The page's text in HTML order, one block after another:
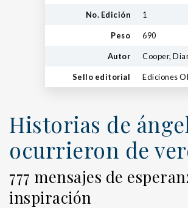
No. Edición 1
Peso 690
Autor Cooper,
Sello editorial Ediciones
Historias de
ocurrieron de
777 mensajes de
inspiración